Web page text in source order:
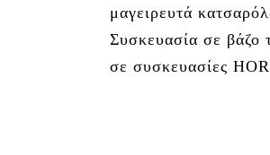
μαγειρευτά
Συσκευασία σε βάζο
σε συσκευασίες